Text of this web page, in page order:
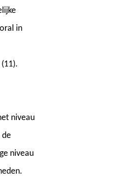
in
niveau
de
niveau